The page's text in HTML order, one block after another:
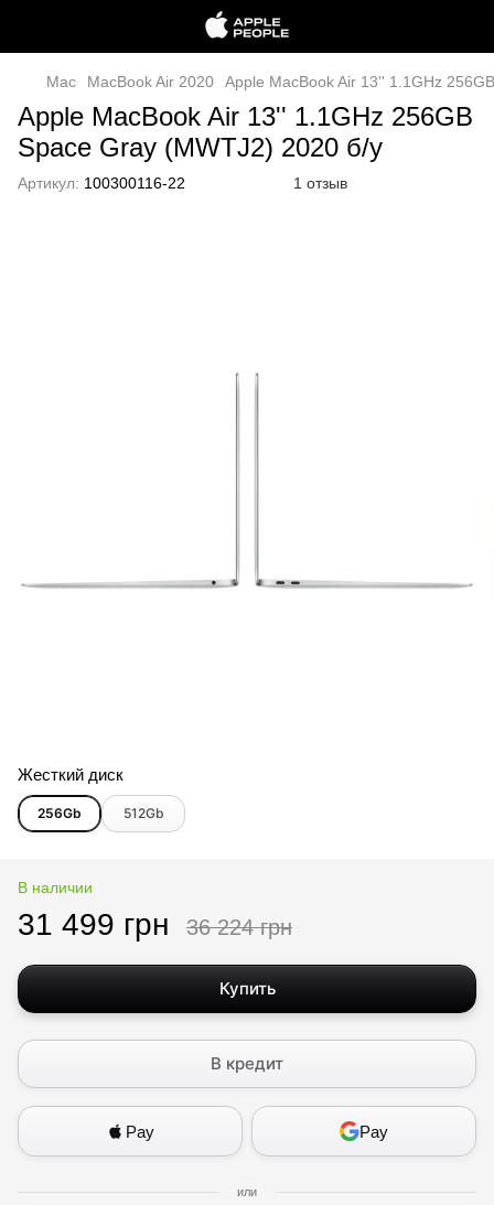
Mac MacBook Air 2020 Apple MacBook Air 13'' 1.1GHz
Apple MacBook Air 13'' 1.1GHz 256GB
Space Gray (MWTJ2) 2020 б/у
Артикул: 100300116-22 1 отзыв
Жесткий диск
256Gb 512Gb
В наличии
31 499 грн 36 224 грн
Купить
В кредит
Pay Pay